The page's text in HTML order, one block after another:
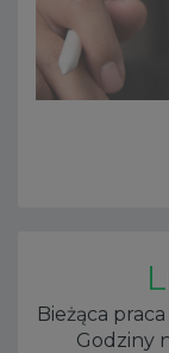
Bieżąca
Godziny